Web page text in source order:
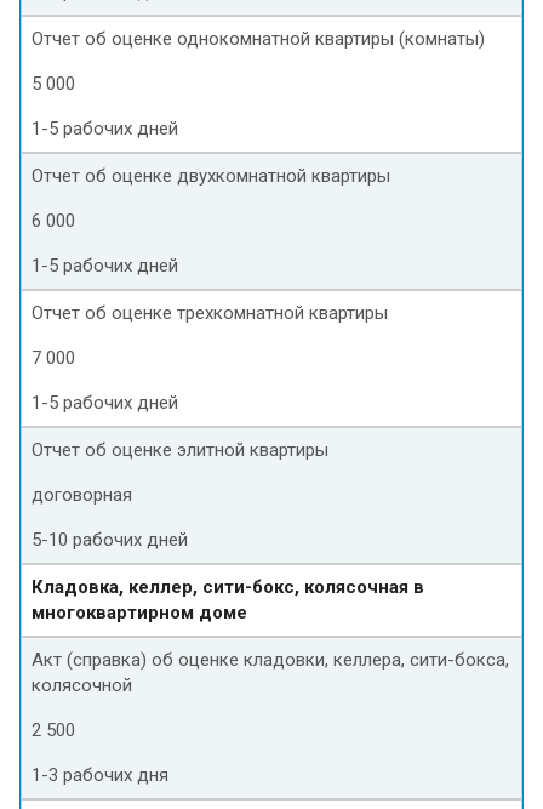
Отчет об оценке однокомнатной квартиры (комнаты)
5 000
1-5 рабочих дней
Отчет об оценке двухкомнатной квартиры
6 000
1-5 рабочих дней
Отчет об оценке трехкомнатной квартиры
7 000
1-5 рабочих дней
Отчет об оценке элитной квартиры
договорная
5-10 рабочих дней
Кладовка, келлер, сити-бокс, колясочная в
многоквартирном доме
Акт (справка) об оценке кладовки, келлера, сити-бокса,
колясочной
2 500
1-3 рабочих дня